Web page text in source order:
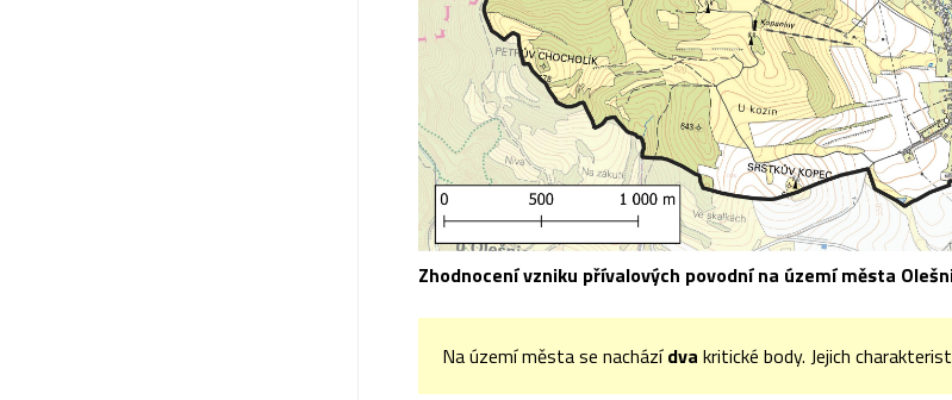
Zhodnocení vzniku přívalových povodní na území města
Na území města se nacházídva kritické body. Jejich